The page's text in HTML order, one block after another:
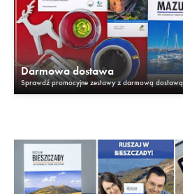
Darmowa dostawa
Sprawdź promocyjne zestawy z darmową dostawą